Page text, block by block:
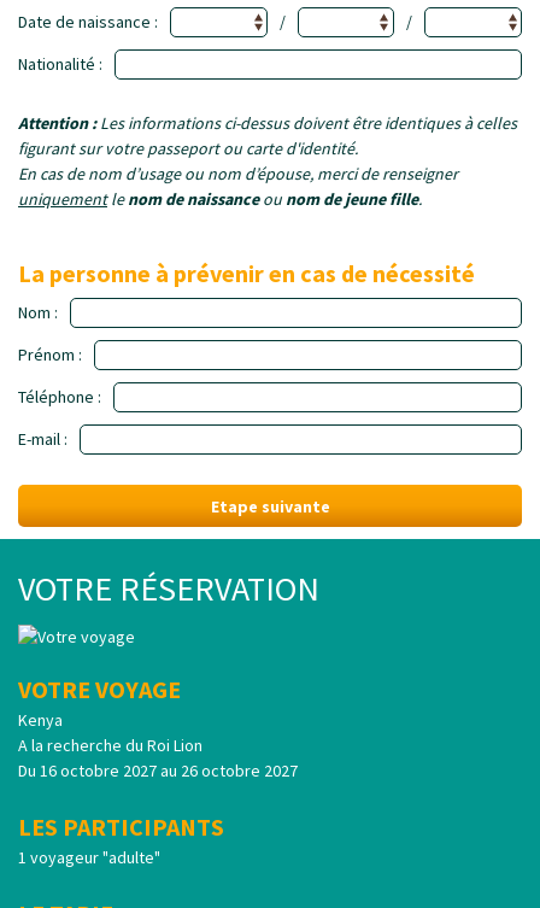
Date de naissance :
/
/
Nationalité :
Attention :Les informations ci-dessus doivent être identiques à celles
figurant sur votre passeport ou carte d'identité.
En cas de nom d’usage ou nom d’épouse, merci de renseigner
uniquementlenom de naissanceou nom de jeune fille.
La personne à prévenir en cas de nécessité
Nom :
Prénom :
Téléphone :
E-mail :
Etape suivante
VOTRE RÉSERVATION
VOTRE VOYAGE
Kenya
A la recherche du Roi Lion
Du 16 octobre 2027 au 26 octobre 2027
LES PARTICIPANTS
1 voyageur "adulte"